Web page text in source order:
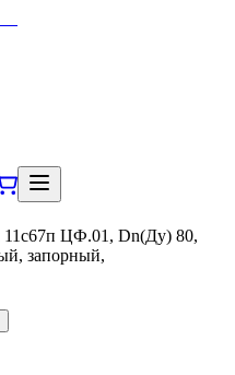
ЦФ.01, Dn(Ду) 80,
запорный,